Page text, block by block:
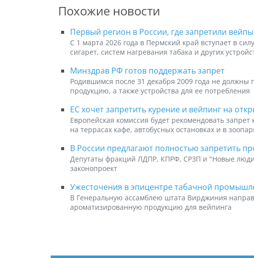
Похожие новости
Первый регион в России, где запретили вейпы
С 1 марта 2026 года в Пермский край вступает в
сигарет, систем нагревания табака и других
Минздрав РФ готов поддержать запрет
Родившимся после 31 декабря 2009 года не
продукцию, а также устройства для ее потребления
ЕС хочет запретить курение и вейпинг на
Европейская комиссия будет рекомендовать
на террасах кафе, автобусных остановках и в
В России предлагают полностью запретить
Депутаты фракций ЛДПР, КПРФ, СРЗП и "Новые
законопроект
Ужесточения в эпицентре табачной
В Генеральную ассамблею штата Вирджиния
ароматизированную продукцию для вейпинга